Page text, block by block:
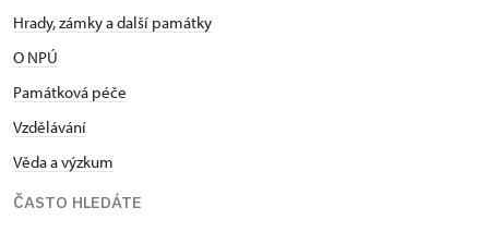
Hrady, zámky a další památky
O NPÚ
Památková péče
Vzdělávání
Věda a výzkum
ČASTO HLEDÁTE